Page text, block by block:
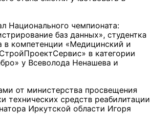
Национального чемпионата:
баз данных», студентка
в компетенции «Медицинский и
в категории
у Всеволода Ненашева и
от министерства просвещения
технических средств реабилитации
Иркутской области Игоря